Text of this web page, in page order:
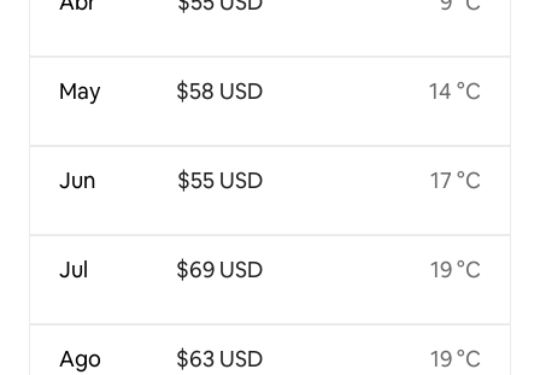
May
Jun
Jul
Ago
$58 USD
$55 USD
$69 USD
$63 USD
14 °C
17 °C
19 °C
19 °C